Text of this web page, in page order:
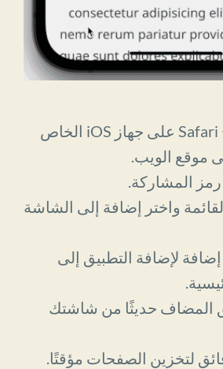
افتح متصفح Safari على جهاز iOS الخاص
موقع الويب.
المشاركة.
واختر إضافة إلى الشاشة
لإضافة التطبيق إلى
المضاف حديثًا من شاشتك
لتخزين الصفحات مؤقتًا.